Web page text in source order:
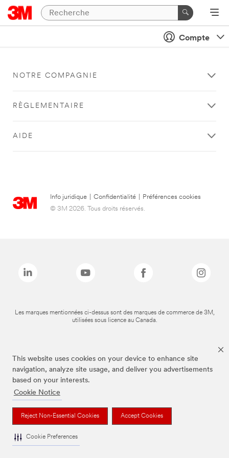
This website uses cookies on your device to enhance site
navigation, analyze site usage, and deliver you advertisements
based on your interests.
Cookie Notice
Reject Non-Essential Cookies Accept Cookies
Cookie Preferences
Compte
NOTRE COMPAGNIE
RÈGLEMENTAIRE
AIDE
Info juridique Confidentialité
Préférences cookies
© 3M 2026. Tous droits réservés.
Les marques mentionnées ci-dessus sont des marques de commerce de 3M,
utilisées sous licence au Canada.